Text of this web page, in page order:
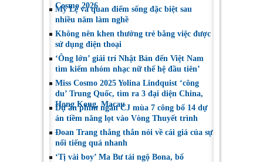
Cosmo 2026
Mỹ Lệ và quan điểm sống đặc biệt sau
nhiều năm làm nghề
Không nên khen thưởng trẻ bằng việc được
sử dụng điện thoại
‘Ông lớn’ giải trí Nhật Bản đến Việt Nam
tìm kiếm nhóm nhạc nữ thế hệ đầu tiên’
Miss Cosmo 2025 Yolina Lindquist ‘công
du’ Trung Quốc, tìm ra 3 đại diện China,
Hong Kong, Macau
Dự án phim ngắn CJ mùa 7 công bố 14 dự
án tiềm năng lọt vào Vòng Thuyết trình
Đoan Trang thẳng thắn nói về cái giá của sự
nổi tiếng quá nhanh
‘Tị vài boy’ Ma Bư tái ngộ Bona, bố